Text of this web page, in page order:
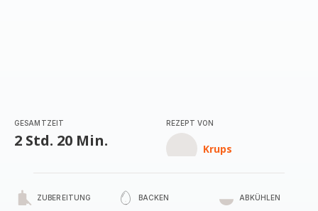
GESAMTZEIT
2 Std. 20 Min.
REZEPT VON
Krups
ZUBEREITUNG BACKEN ABKÜHLEN